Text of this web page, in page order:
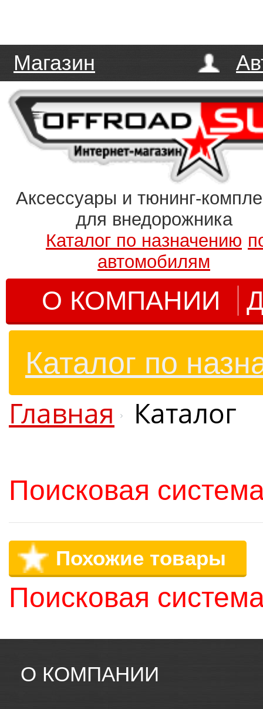
Магазин
Аксессуары и тюнинг-
для внедорожника
Каталог по назначению
автомобилям
О КОМПАНИИ
Каталог по
Главная Каталог
Поисковая
Похожие товары
Поисковая
О КОМПАНИИ